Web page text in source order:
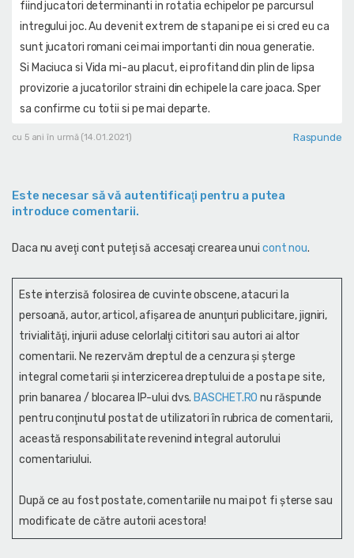
fiind jucatori determinanti in rotatia echipelor pe parcursul
intregului joc. Au devenit extrem de stapani pe ei si cred eu ca
sunt jucatori romani cei mai importanti din noua generatie.
Si Maciuca si Vida mi-au placut, ei profitand din plin de lipsa
provizorie a jucatorilor straini din echipele la care joaca. Sper
sa confirme cu totii si pe mai departe.
cu 5 ani în urmă (14.01.2021) Raspunde
Este necesar să vă autentificaţi pentru a putea
introduce comentarii.
Daca nu aveţi cont puteţi să accesaţi crearea unui cont nou.
Este interzisă folosirea de cuvinte obscene, atacuri la
persoană, autor, articol, afişarea de anunţuri publicitare, jigniri,
trivialităţi, injurii aduse celorlalţi cititori sau autori ai altor
comentarii. Ne rezervăm dreptul de a cenzura și şterge
integral cometarii și interzicerea dreptului de a posta pe site,
prin banarea / blocarea IP-ului dvs. BASCHET.RO nu răspunde
pentru conţinutul postat de utilizatori în rubrica de comentarii,
această responsabilitate revenind integral autorului
comentariului.
După ce au fost postate, comentariile nu mai pot fi șterse sau
modificate de către autorii acestora!